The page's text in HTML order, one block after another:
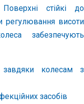
стійкі до
регулювання висоти
забезпечують
завдяки колесам з
засобів